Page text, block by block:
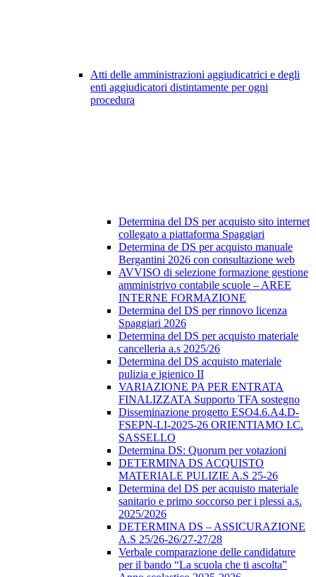
Atti delle amministrazioni aggiudicatrici e degli
enti aggiudicatori distintamente per ogni
procedura
Determina del DS per acquisto sito internet
collegato a piattaforma Spaggiari
Determina de DS per acquisto manuale
Bergantini 2026 con consultazione web
AVVISO di selezione formazione gestione
amministrivo contabile scuole – AREE
INTERNE FORMAZIONE
Determina del DS per rinnovo licenza
Spaggiari 2026
Determina del DS per acquisto materiale
cancelleria a.s 2025/26
Determina del DS acquisto materiale
pulizia e igienico II
VARIAZIONE PA PER ENTRATA
FINALIZZATA Supporto TFA sostegno
Disseminazione progetto ESO4.6.A4.D-
FSEPN-LI-2025-26 ORIENTIAMO I.C.
SASSELLO
Determina DS: Quorum per votazioni
DETERMINA DS ACQUISTO
MATERIALE PULIZIE A.S 25-26
Determina del DS per acquisto materiale
sanitario e primo soccorso per i plessi a.s.
2025/2026
DETERMINA DS – ASSICURAZIONE
A.S 25/26-26/27-27/28
Verbale comparazione delle candidature
per il bando “La scuola che ti ascolta”